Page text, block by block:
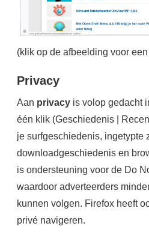
(klik op de afbeelding voor
Privacy
Aan privacyis volop gedacht
één klik (Geschiedenis |
je surfgeschiedenis, ingetypte
downloadgeschiedenis en
is ondersteuning voor de Do
waardoor adverteerders
kunnen volgen. Firefox heeft
privé navigeren.